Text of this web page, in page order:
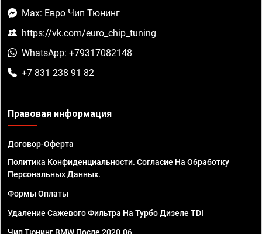
Max: Евро Чип Тюнинг
https://vk.com/euro_chip_tuning
WhatsApp: +79317082148
+7 831 238 91 82
Правовая информация
Договор-Оферта
Политика Конфиденциальности. Согласие На Обработку
Персональных Данных.
Формы Оплаты
Удаление Сажевого Фильтра На Турбо Дизеле TDI